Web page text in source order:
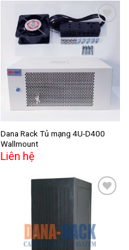
Add to
wishlist
Dana Rack Tủ mạng 4U-D400
Wallmount
Liên hệ
Add to
wishlist